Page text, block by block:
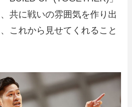
共に戦いの雰囲気を作り出
これから見せてくれること